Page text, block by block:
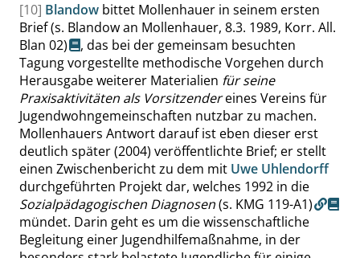
[10] Blandow bittet Mollenhauer in seinem ersten
Brief(s. Blandow an Mollenhauer, 8.3. 1989, Korr. All.
Blan 02)
, das bei der gemeinsam besuchten
Tagung vorgestellte methodische Vorgehen durch
Herausgabe weiterer Materialien für seine
Praxisaktivitäten als Vorsitzendereines Vereins für
Jugendwohngemeinschaften nutzbar zu machen.
Mollenhauers Antwort darauf ist eben dieser erst
deutlich später (2004) veröffentlichte Brief; er stellt
einen Zwischenbericht zu dem mit Uwe Uhlendorff
durchgeführten Projekt dar, welches 1992 in die
Sozialpädagogischen Diagnosen(s. KMG 119-A1)
mündet. Darin geht es um die wissenschaftliche
Begleitung einer Jugendhilfemaßnahme, in der